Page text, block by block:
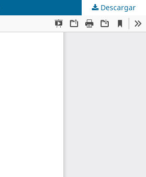
Descargar